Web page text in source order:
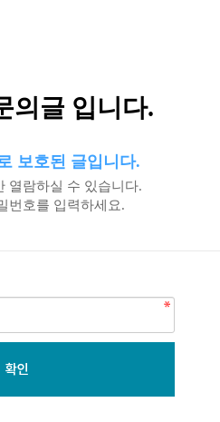
의글 입니다.
보호된 글입니다.
열람하실 수 있습니다.
번호를 입력하세요.